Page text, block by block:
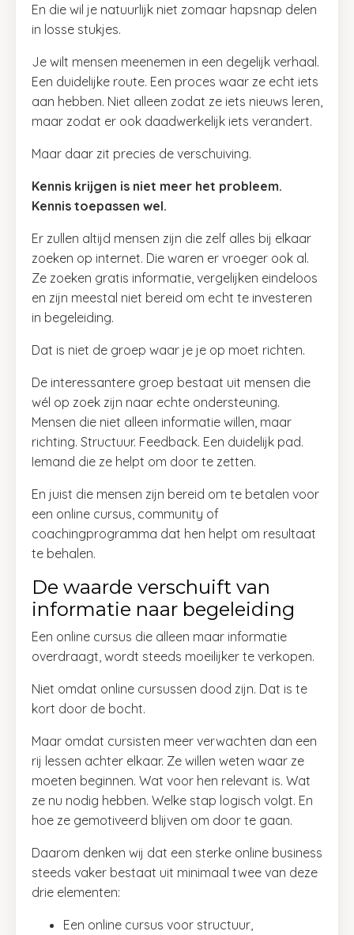
En die wil je natuurlijk niet zomaar hapsnap delen
in losse stukjes.
Je wilt mensen meenemen in een degelijk verhaal.
Een duidelijke route. Een proces waar ze echt iets
aan hebben. Niet alleen zodat ze iets nieuws leren,
maar zodat er ook daadwerkelijk iets verandert.
Maar daar zit precies de verschuiving.
Kennis krijgen is niet meer het probleem.
Kennis toepassen wel.
Er zullen altijd mensen zijn die zelf alles bij elkaar
zoeken op internet. Die waren er vroeger ook al.
Ze zoeken gratis informatie, vergelijken eindeloos
en zijn meestal niet bereid om echt te investeren
in begeleiding.
Dat is niet de groep waar je je op moet richten.
De interessantere groep bestaat uit mensen die
wél op zoek zijn naar echte ondersteuning.
Mensen die niet alleen informatie willen, maar
richting. Structuur. Feedback. Een duidelijk pad.
Iemand die ze helpt om door te zetten.
En juist die mensen zijn bereid om te betalen voor
een online cursus, community of
coachingprogramma dat hen helpt om resultaat
te behalen.
De waarde verschuift van
informatie naar begeleiding
Een online cursus die alleen maar informatie
overdraagt, wordt steeds moeilijker te verkopen.
Niet omdat online cursussen dood zijn. Dat is te
kort door de bocht.
Maar omdat cursisten meer verwachten dan een
rij lessen achter elkaar. Ze willen weten waar ze
moeten beginnen. Wat voor hen relevant is. Wat
ze nu nodig hebben. Welke stap logisch volgt. En
hoe ze gemotiveerd blijven om door te gaan.
Daarom denken wij dat een sterke online business
steeds vaker bestaat uit minimaal twee van deze
drie elementen:
Een online cursus voor structuur,